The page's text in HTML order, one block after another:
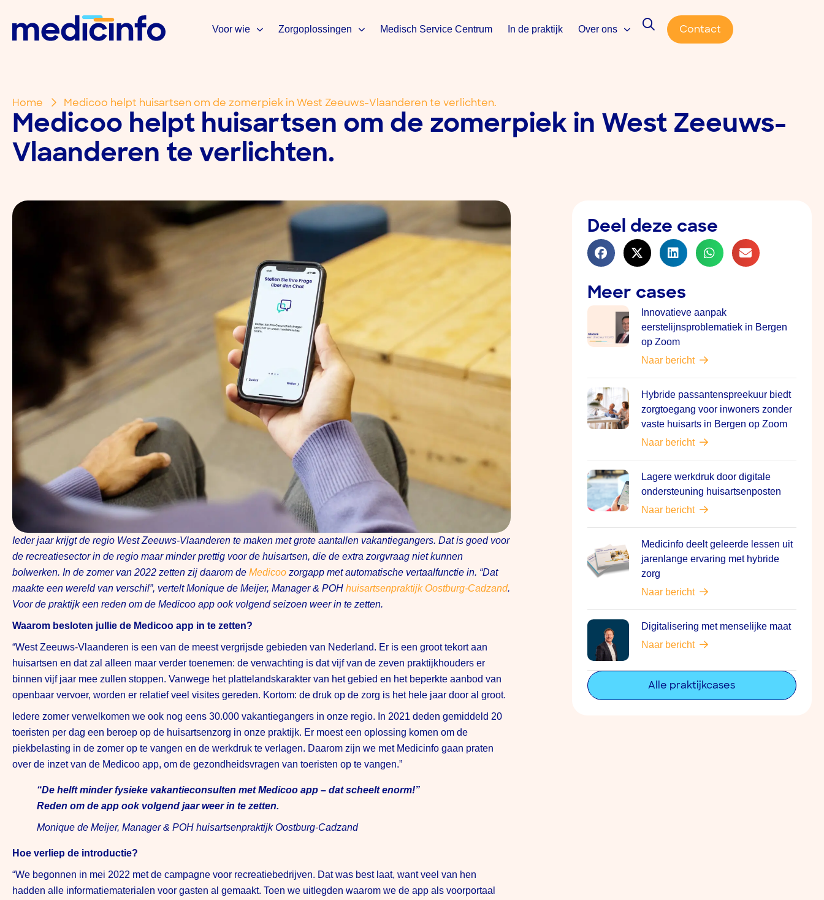
Voor wie Zorgoplossingen Medisch Service Centrum In de praktijk Over ons Contact
Home Medicoo helpt huisartsen om de zomerpiek in West Zeeuws-Vlaanderen te verlichten.
Medicoo helpt huisartsen om de zomerpiek in West Zeeuws-
Vlaanderen te verlichten.
Ieder jaar krijgt de regio West Zeeuws-Vlaanderen te maken met grote aantallen vakantiegangers. Dat is goed voor
de recreatiesector in de regio maar minder prettig voor de huisartsen, die de extra zorgvraag niet kunnen
bolwerken. In de zomer van 2022 zetten zij daarom de Medicoo zorgapp met automatische vertaalfunctie in. “Dat
maakte een wereld van verschil”, vertelt Monique de Meijer, Manager & POH huisartsenpraktijk Oostburg-Cadzand.
Voor de praktijk een reden om de Medicoo app ook volgend seizoen weer in te zetten.
Waarom besloten jullie de Medicoo app in te zetten?
“West Zeeuws-Vlaanderen is een van de meest vergrijsde gebieden van Nederland. Er is een groot tekort aan
huisartsen en dat zal alleen maar verder toenemen: de verwachting is dat vijf van de zeven praktijkhouders er
binnen vijf jaar mee zullen stoppen. Vanwege het plattelandskarakter van het gebied en het beperkte aanbod van
openbaar vervoer, worden er relatief veel visites gereden. Kortom: de druk op de zorg is het hele jaar door al groot.
Iedere zomer verwelkomen we ook nog eens 30.000 vakantiegangers in onze regio. In 2021 deden gemiddeld 20
toeristen per dag een beroep op de huisartsenzorg in onze praktijk. Er moest een oplossing komen om de
piekbelasting in de zomer op te vangen en de werkdruk te verlagen. Daarom zijn we met Medicinfo gaan praten
over de inzet van de Medicoo app, om de gezondheidsvragen van toeristen op te vangen.”
“De helft minder fysieke vakantieconsulten met Medicoo app – dat scheelt enorm!”
Reden om de app ook volgend jaar weer in te zetten.
Monique de Meijer, Manager & POH huisartsenpraktijk Oostburg-Cadzand
Hoe verliep de introductie?
“We begonnen in mei 2022 met de campagne voor recreatiebedrijven. Dat was best laat, want veel van hen
hadden alle informatiematerialen voor gasten al gemaakt. Toen we uitlegden waarom we de app als voorportaal
Deel deze case
Meer cases
Innovatieve aanpak
eerstelijnsproblematiek in Bergen
op Zoom
Naar bericht
Hybride passantenspreekuur biedt
zorgtoegang voor inwoners zonder
vaste huisarts in Bergen op Zoom
Naar bericht
Lagere werkdruk door digitale
ondersteuning huisartsenposten
Naar bericht
Medicinfo deelt geleerde lessen uit
jarenlange ervaring met hybride
zorg
Naar bericht
Digitalisering met menselijke maat
Naar bericht
Alle praktijkcases